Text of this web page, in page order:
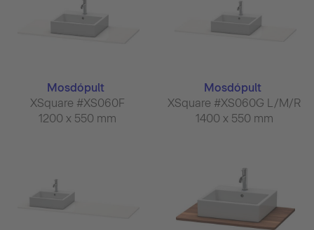
Mosdópult
XSquare #XS060F
1200 x 550 mm
Mosdópult
XSquare #XS060G L/M/R
1400 x 550 mm